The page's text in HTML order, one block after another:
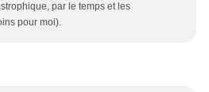
par le temps et les
pour moi).